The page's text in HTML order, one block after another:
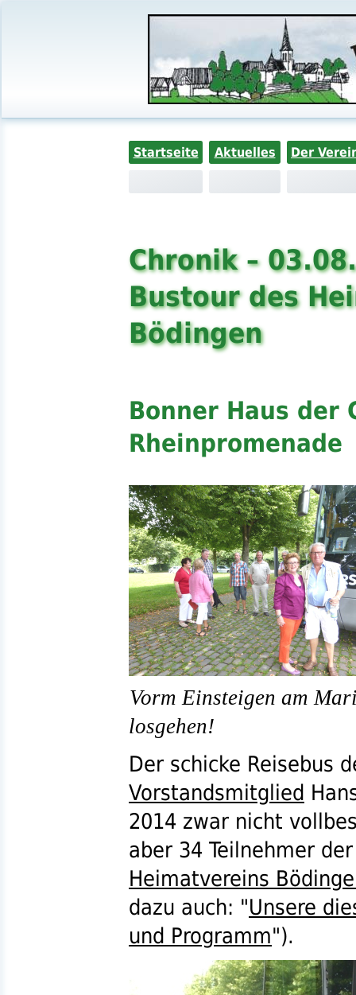
Startseite Aktuelles Der
Chronik –
Bustour des
Bödingen
Bonner Haus der
Rheinpromenade
Vorm Einsteigen am
losgehen!
Der schicke Reisebus
Vorstandsmitglied
2014 zwar nicht
aber 34 Teilnehmer
Heimatvereins
dazu auch: "Unsere
und Programm").